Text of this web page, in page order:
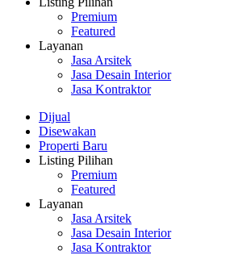
Premium
Featured
Layanan
Jasa Arsitek
Jasa Desain Interior
Jasa Kontraktor
Dijual
Disewakan
Properti Baru
Listing Pilihan
Premium
Featured
Layanan
Jasa Arsitek
Jasa Desain Interior
Jasa Kontraktor